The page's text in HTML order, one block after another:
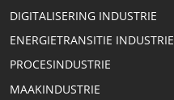
DIGITALISERING INDUSTRIE
ENERGIETRANSITIE INDUSTRIE
PROCESINDUSTRIE
MAAKINDUSTRIE